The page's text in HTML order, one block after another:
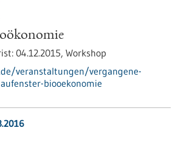
04.12.2015, Workshop
veranstaltungen/vergangene-
biooekonomie